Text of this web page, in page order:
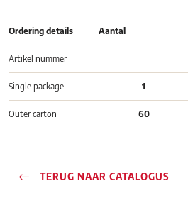
Ordering details Aantal
Artikel nummer
Single package 1
Outer carton 60
TERUG NAAR CATALOGUS